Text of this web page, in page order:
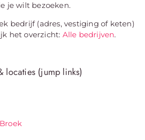
je wilt bezoeken.
bedrijf (adres, vestiging of keten)
het overzicht: Alle bedrijven.
locaties (jump links)